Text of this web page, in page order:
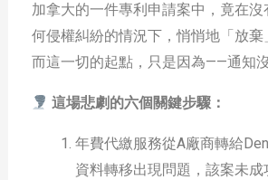
加拿大的一件專利申請案中，竟在
何侵權糾紛的情況下，悄悄地「放棄
而這一切的起點，只是因為——通知
這場悲劇的六個關鍵步驟：
年費代繳服務從A廠商轉給
資料轉移出現問題，該案未成